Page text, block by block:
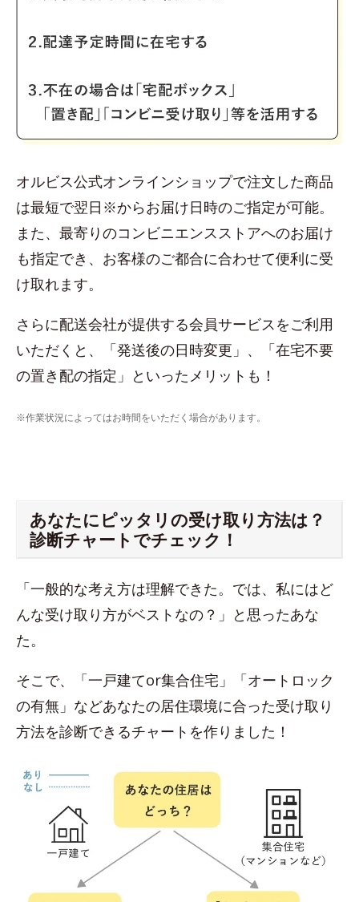
オルビス公式オンラインショップで注文した商品
は最短で翌日※からお届け日時のご指定が可能。
また、最寄りのコンビニエンスストアへのお届け
も指定でき、お客様のご都合に合わせて便利に受
け取れます。
さらに配送会社が提供する会員サービスをご利用
いただくと、「発送後の日時変更」、「在宅不要
の置き配の指定」といったメリットも！
※作業状況によってはお時間をいただく場合があります。
あなたにピッタリの受け取り方法は？
診断チャートでチェック！
「一般的な考え方は理解できた。では、私にはど
んな受け取り方がベストなの？」と思ったあな
た。
そこで、「一戸建てor集合住宅」「オートロック
の有無」などあなたの居住環境に合った受け取り
方法を診断できるチャートを作りました！